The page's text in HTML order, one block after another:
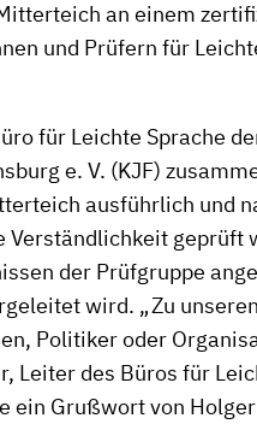
an einem
und Prüfern für
für Leichte Sprache
e. V. (KJF)
ausführlich und
geprüft
der Prüfgruppe
wird. „Zu
Politiker oder
Leiter des Büros für
ein Grußwort von